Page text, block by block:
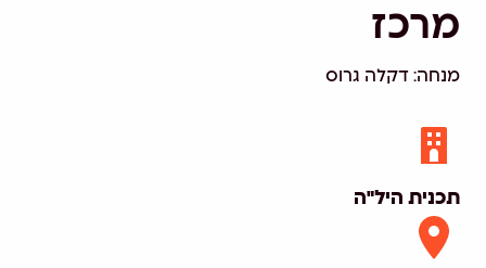
מרכז
מנחה: דקלה גרוס
תכנית היל"ה